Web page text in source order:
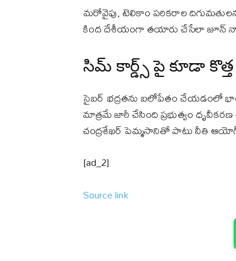
మరోవైపు, టెలికాం పరికరాల
కింద దేశీయంగా తయారు చేసేలా జూన్
సిమ్ కార్డ్స్ పై కూడా కొత్త
సైబర్ భద్రతను బలోపేతం చేయడంలో
మాత్రమే జారీ చేసింది ప్రభుత్వం
చంద్రశేఖర్ పెమ్మసానితో పాటు నీతి
[ad_2]
Source link